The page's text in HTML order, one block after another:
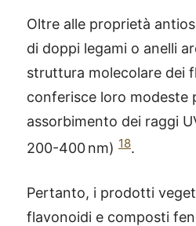
Oltre alle proprietà
di doppi legami o anelli
struttura molecolare dei
conferisce loro modeste
assorbimento dei raggi
200-400 nm) 18.
Pertanto, i prodotti
flavonoidi e composti